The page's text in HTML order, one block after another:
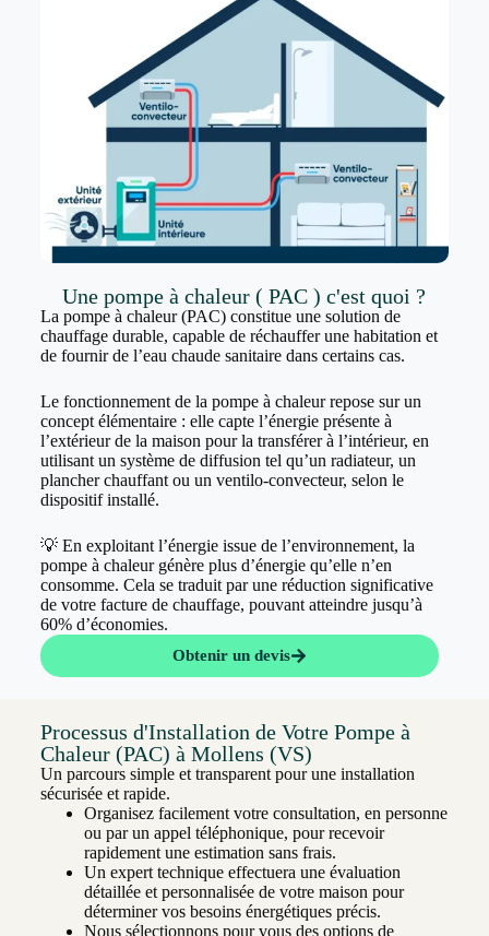
Une pompe à chaleur ( PAC ) c'est quoi ?
La pompe à chaleur (PAC) constitue une solution de
chauffage durable, capable de réchauffer une habitation et
de fournir de l’eau chaude sanitaire dans certains cas.
Le fonctionnement de la pompe à chaleur repose sur un
concept élémentaire : elle capte l’énergie présente à
l’extérieur de la maison pour la transférer à l’intérieur, en
utilisant un système de diffusion tel qu’un radiateur, un
plancher chauffant ou un ventilo-convecteur, selon le
dispositif installé.
💡 En exploitant l’énergie issue de l’environnement, la
pompe à chaleur génère plus d’énergie qu’elle n’en
consomme. Cela se traduit par une réduction significative
de votre facture de chauffage, pouvant atteindre jusqu’à
60% d’économies.
Obtenir un devis
Processus d'Installation de Votre Pompe à
Chaleur (PAC) à Mollens (VS)
Un parcours simple et transparent pour une installation
sécurisée et rapide.
Organisez facilement votre consultation, en personne
ou par un appel téléphonique, pour recevoir
rapidement une estimation sans frais.
Un expert technique effectuera une évaluation
détaillée et personnalisée de votre maison pour
déterminer vos besoins énergétiques précis.
Nous sélectionnons pour vous des options de